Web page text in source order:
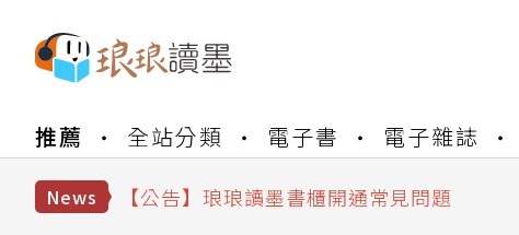
推薦 全站分類 電子書 電子雜誌
News
【公告】琅琅讀墨數位閱讀資產合併與書
【公告】琅琅讀墨 3 分鐘完成書櫃開通與